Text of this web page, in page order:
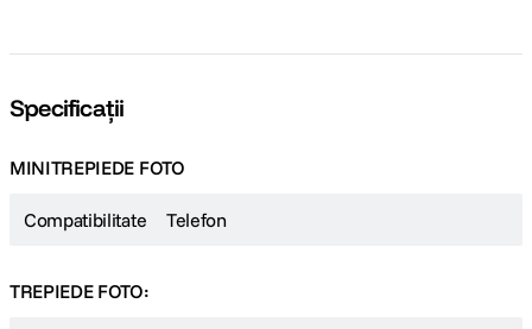
Specificații
MINITREPIEDE FOTO
Compatibilitate Telefon
TREPIEDE FOTO: